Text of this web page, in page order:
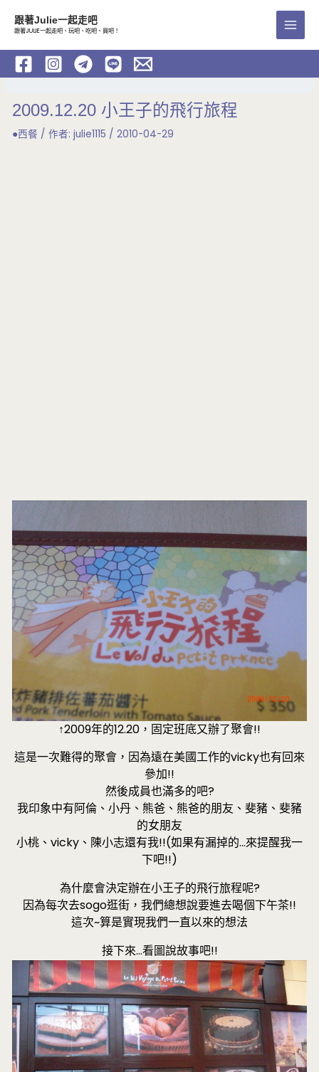
內
跟著Julie一起走吧
跟著JULIE一起走吧、玩吧、吃吧、買吧！
Main
2009.12.20 小王子的飛行旅程
●西餐 / 作者:julie1115 /2010-04-29
↑2009年的12.20，固定班底又辦了聚會!!
這是一次難得的聚會，因為遠在美國工作的vicky也有回來
參加!!
然後成員也滿多的吧?
我印象中有阿倫、小丹、熊爸、熊爸的朋友、斐豬、斐豬
的女朋友
小桃、vicky、陳小志還有我!!(如果有漏掉的…來提醒我一
下吧!!)
為什麼會決定辦在小王子的飛行旅程呢?
因為每次去sogo逛街，我們總想說要進去喝個下午茶!!
這次~算是實現我們一直以來的想法
接下來…看圖說故事吧!!